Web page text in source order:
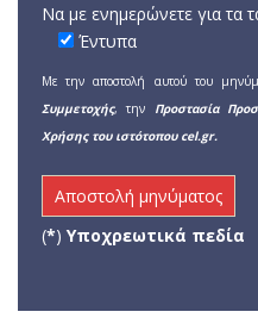
Να με ενημερώνετε για τα
Έντυπα
Με την αποστολή αυτού του
Συμμετοχής, την Προστασία
Χρήσης του ιστότοπου cel.gr.
(*) Υποχρεωτικά πεδία